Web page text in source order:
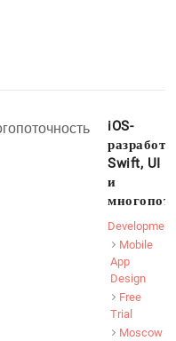
iOS-
Swift, UI
и
Development
Mobile
App
Design
Free
Trial
Moscow